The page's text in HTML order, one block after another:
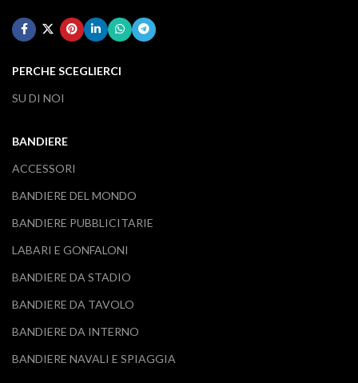
PERCHE SCEGLIERCI
SU DI NOI
BANDIERE
ACCESSORI
BANDIERE DEL MONDO
BANDIERE PUBBLICITARIE
LABARI E GONFALONI
BANDIERE DA STADIO
BANDIERE DA TAVOLO
BANDIERE DA INTERNO
BANDIERE NAVALI E SPIAGGIA